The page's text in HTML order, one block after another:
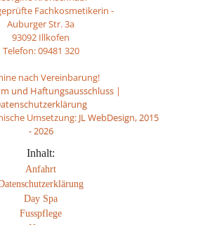
Fachkosmetikerin -
Auburger Str. 3a
93092 Illkofen
Telefon: 09481 320
nach Vereinbarung!
und Haftungsausschluss|
Umsetzung: JL WebDesign, 2015
-2026
Inhalt:
Anfahrt
Day Spa
Fusspflege